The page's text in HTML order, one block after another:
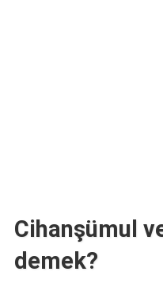
Cihanşümul
demek?